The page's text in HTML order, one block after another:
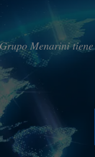
Menarini tiene